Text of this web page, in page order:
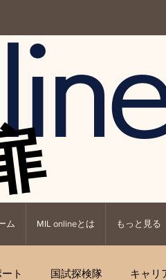
ム MIL onlineとは もっと見る
ト 国試探検隊 キャリ